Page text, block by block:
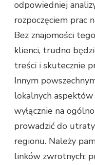
odpowiedniej
rozpoczęciem prac
Bez znajomości
klienci, trudno
treści i skutecznie
Innym
lokalnych
wyłącznie na
prowadzić do
regionu. Należy
linków zwrotnych;